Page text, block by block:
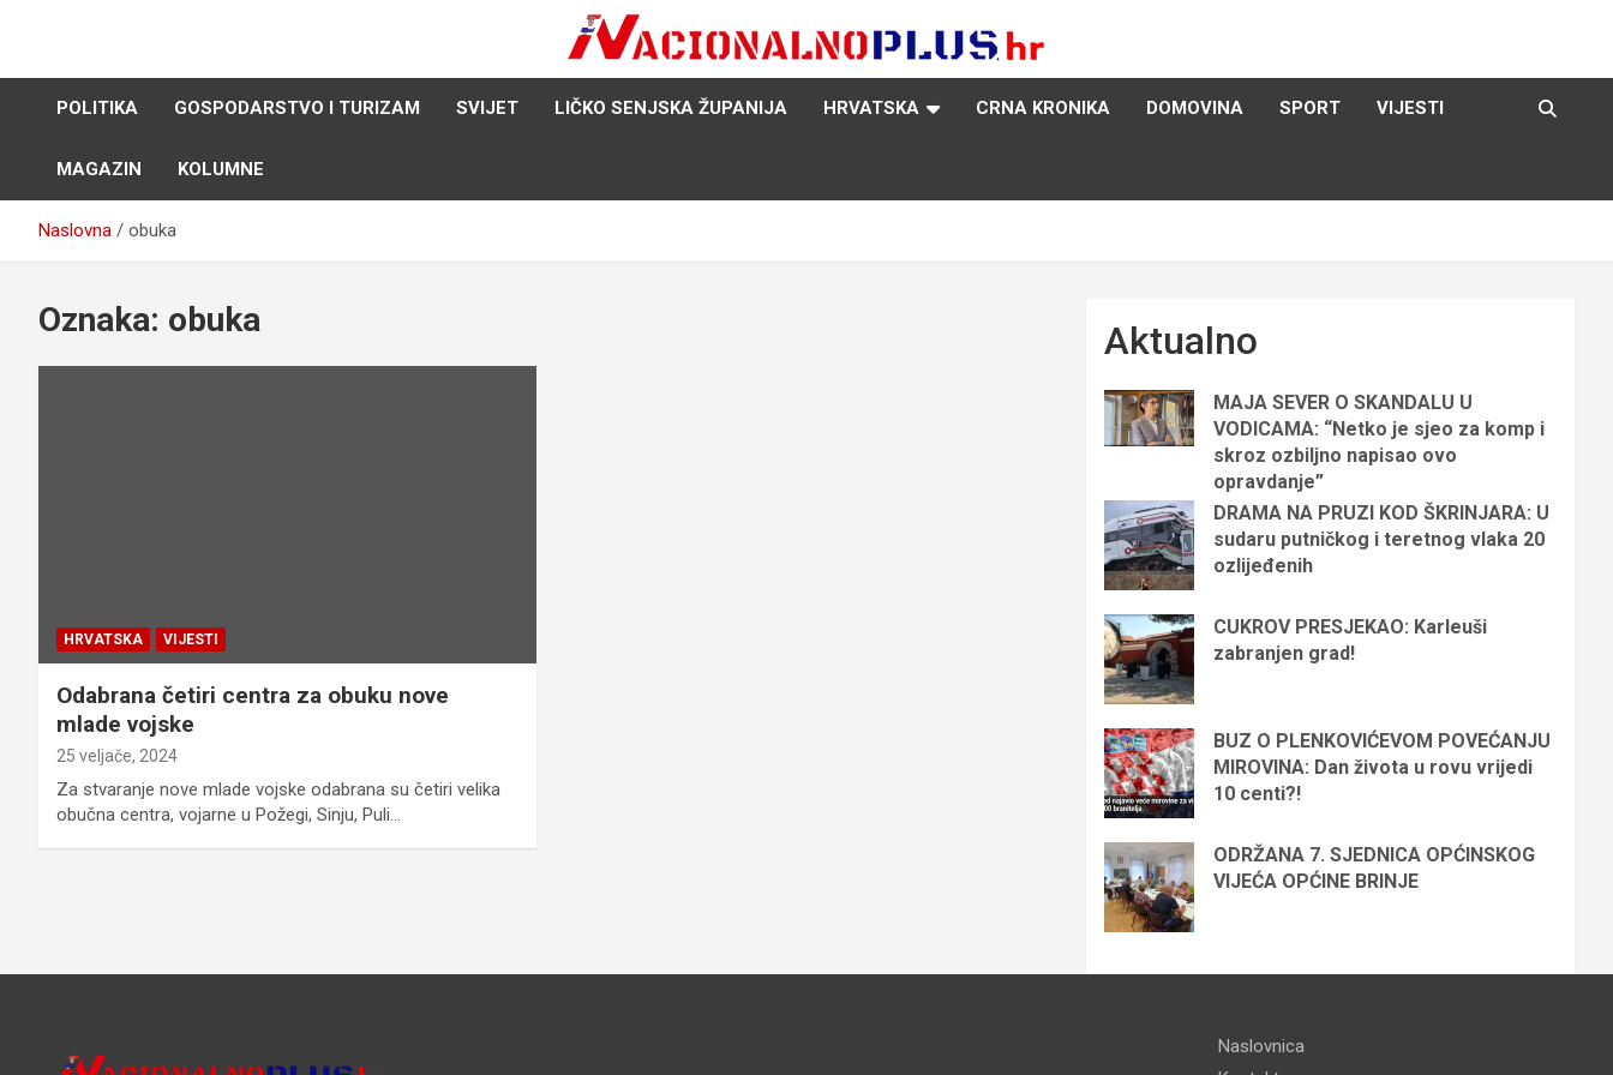
NacionalnoPlus.hr
Nacija želi znati više
POLITIKA
GOSPODARSTVO I TURIZAM SVIJET LIČKO SENJSKA ŽUPANIJA HRVATSKA CRNA KRONIKA DOMOVINA SPORT VIJESTI
MAGAZIN KOLUMNE
Naslovna obuka
Oznaka: obuka
HRVATSKA VIJESTI
Odabrana četiri centra za obuku nove
mlade vojske
25 veljače, 2024
Za stvaranje nove mlade vojske odabrana su četiri velika
obučna centra, vojarne u Požegi, Sinju, Puli…
Aktualno
MAJA SEVER O SKANDALU U
VODICAMA: “Netko je sjeo za komp i
skroz ozbiljno napisao ovo
opravdanje”
DRAMA NA PRUZI KOD ŠKRINJARA: U
sudaru putničkog i teretnog vlaka 20
ozlijeđenih
CUKROV PRESJEKAO: Karleuši
zabranjen grad!
BUZ O PLENKOVIĆEVOM POVEĆANJU
MIROVINA: Dan života u rovu vrijedi
10 centi?!
ODRŽANA 7. SJEDNICA OPĆINSKOG
VIJEĆA OPĆINE BRINJE
Naslovnica